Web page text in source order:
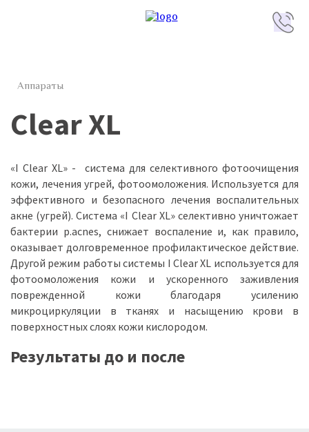
Аппараты
Clear XL
«I Clear XL» - система для селективного фотоочищения
кожи, лечения угрей, фотоомоложения. Используется для
эффективного и безопасного лечения воспалительных
акне (угрей). Система «I Clear XL» селективно уничтожает
бактерии p.acnes, снижает воспаление и, как правило,
оказывает долговременное профилактическое действие.
Другой режим работы системы I Clear XL используется для
фотоомоложения кожи и ускоренного заживления
поврежденной кожи благодаря усилению
микроциркуляции в тканях и насыщению крови в
поверхностных слоях кожи кислородом.
Результаты до и после